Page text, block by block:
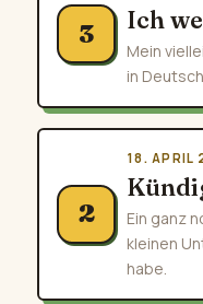
3 Ich
Mein
in
2
18. APRIL
Ein ganz
kleinen
habe.